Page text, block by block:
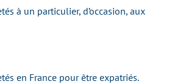
à un particulier, d’occasion, aux
en France pour être expatriés.